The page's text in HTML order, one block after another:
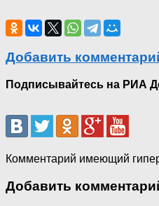
Добавить
Подписывайтесь на РИА
Комментарий имеющий
Добавить